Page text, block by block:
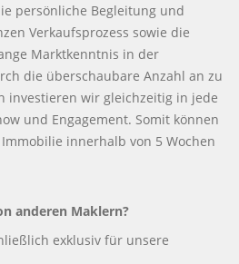
persönliche Begleitung und
Verkaufsprozess sowie die
Marktkenntnis in der
die überschaubare Anzahl an zu
investieren wir gleichzeitig in jede
und Engagement. Somit können
innerhalb von 5 Wochen
anderen Maklern?
exklusiv für unsere